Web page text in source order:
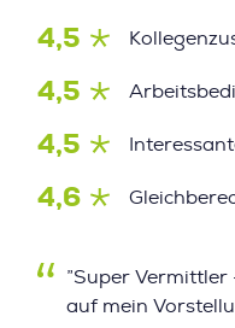
4,5
4,5
4,5
4,6
”Super
auf mein